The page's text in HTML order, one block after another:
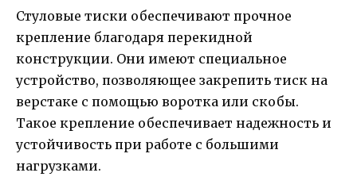
Стуловые тиски обеспечивают прочное
крепление благодаря перекидной
конструкции. Они имеют специальное
устройство, позволяющее закрепить тиск на
верстаке с помощью воротка или скобы.
Такое крепление обеспечивает надежность и
устойчивость при работе с большими
нагрузками.